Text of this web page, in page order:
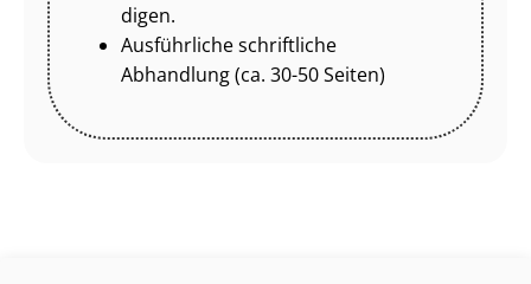
di­gen.
Ausführliche schriftliche
Abhandlung (ca. 30-50 Seiten)